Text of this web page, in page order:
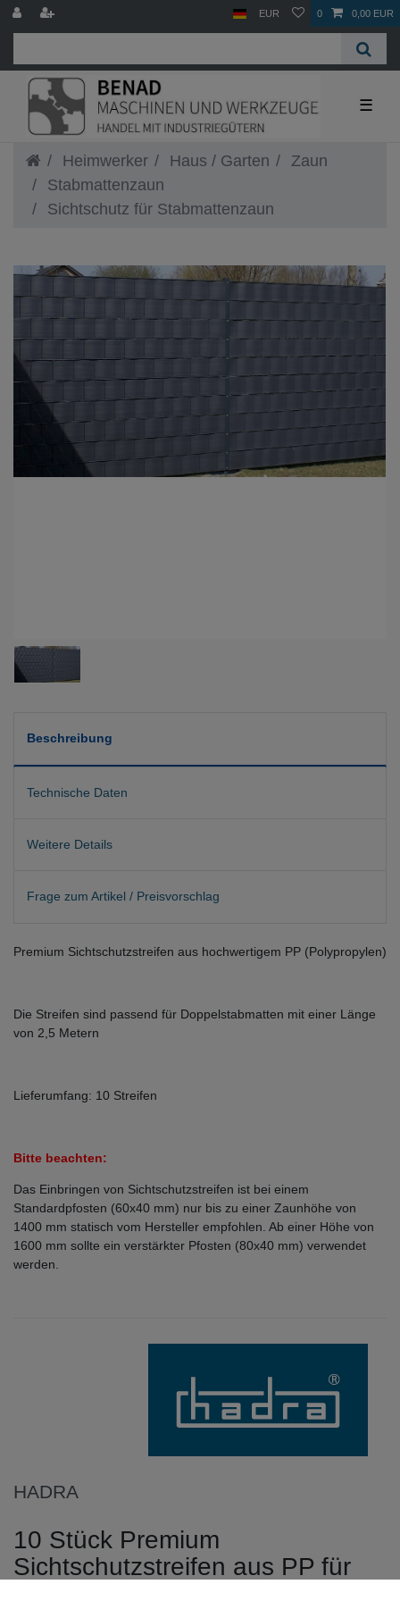
EUR 0 0,00 EUR
☰
Heimwerker Haus / Garten
Zaun
Stabmattenzaun
Sichtschutz für Stabmattenzaun
Beschreibung
Technische Daten
Weitere Details
Frage zum Artikel / Preisvorschlag
Premium Sichtschutzstreifen aus hochwertigem PP (Polypropylen)
Die Streifen sind passend für Doppelstabmatten mit einer Länge
von 2,5 Metern
Lieferumfang: 10 Streifen
Bitte beachten:
Das Einbringen von Sichtschutzstreifen ist bei einem
Standardpfosten (60x40 mm) nur bis zu einer Zaunhöhe von
1400 mm statisch vom Hersteller empfohlen. Ab einer Höhe von
1600 mm sollte ein verstärkter Pfosten (80x40 mm) verwendet
werden.
HADRA
10 Stück Premium
Sichtschutzstreifen aus PP für